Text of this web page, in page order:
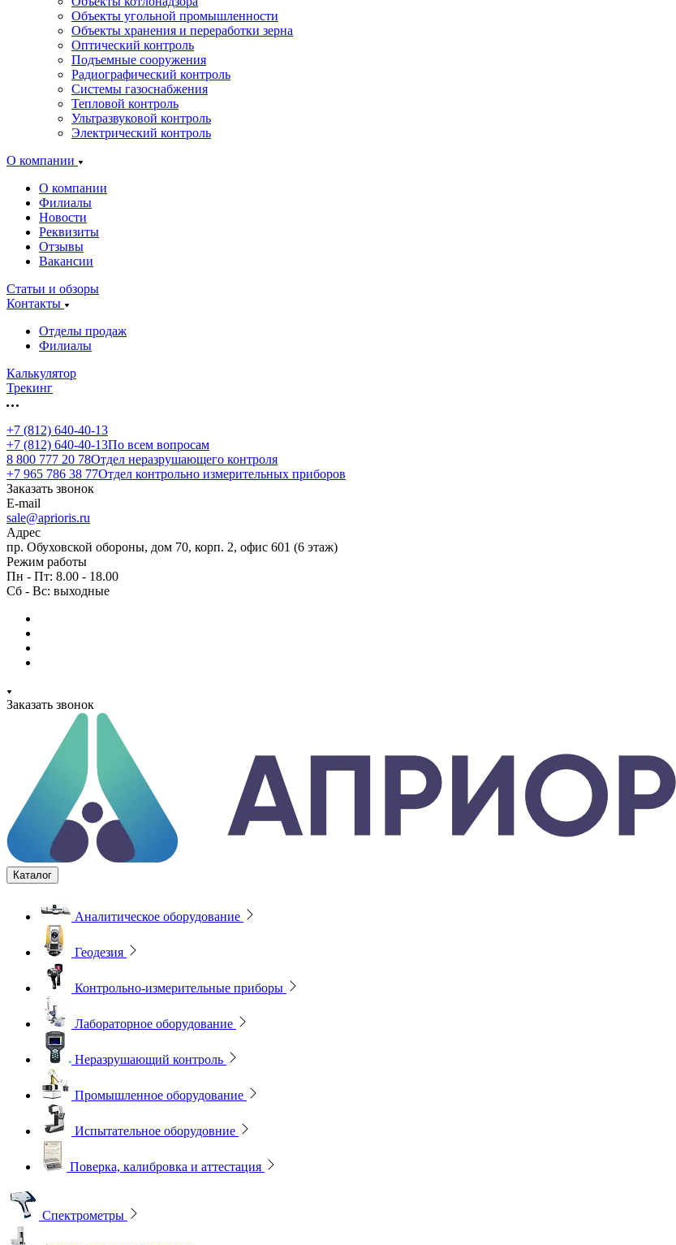
Объекты угольной промышленности
Объекты хранения и переработки зерна
Оптический контроль
Подъемные сооружения
Радиографический контроль
Системы газоснабжения
Тепловой контроль
Ультразвуковой контроль
Электрический контроль
О компании
О компании
Филиалы
Новости
Реквизиты
Отзывы
Вакансии
Статьи и обзоры
Контакты
Отделы продаж
Филиалы
Калькулятор
Трекинг
+7 (812) 640-40-13
+7 (812) 640-40-13По всем вопросам
8 800 777 20 78Отдел неразрушающего контроля
+7 965 786 38 77Отдел контрольно измерительных приборов
Заказать звонок
E-mail
sale@aprioris.ru
Адрес
пр. Обуховской обороны, дом 70, корп. 2, офис 601 (6 этаж)
Режим работы
Пн - Пт: 8.00 - 18.00
Сб - Вс: выходные
Заказать звонок
Каталог
Аналитическое оборудование
Геодезия
Контрольно-измерительные приборы
Лабораторное оборудование
Неразрушающий контроль
Промышленное оборудование
Испытательное оборудовние
Поверка, калибровка и аттестация
Спектрометры